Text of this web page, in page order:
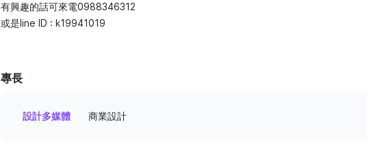
有興趣的話可來電0988346312
或是line ID : k19941019
專長
設計多媒體 商業設計